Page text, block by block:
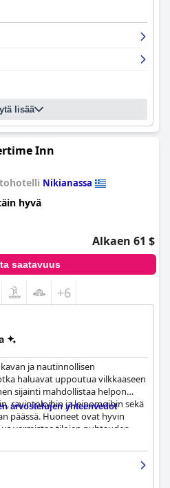
lisää
Inn
Nikianassa
hyvä
Alkaen 61 $
saatavuus
+6
ja nautinnollisen
haluavat uppoutua vilkkaaseen
sijainti mahdollistaa helpon
ravintoloihin ja leipomoihin sekä
päässä. Huoneet ovat hyvin
varmistaa tilojen puhtauden,
ja suihkun pieniksi.
ja palvelu on ystävällistä ja
kaikkiaan
ympäristön, jossa vieraat
arvostelujen yhteenvedot